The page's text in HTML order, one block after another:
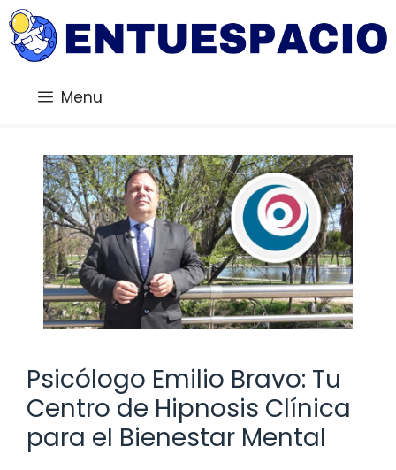
Saltar
al
contenido
Menu
Psicólogo Emilio Bravo: Tu
Centro de Hipnosis Clínica
para el Bienestar Mental